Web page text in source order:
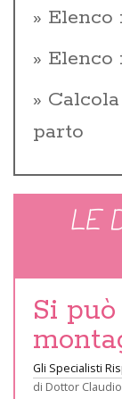
Elenco
Elenco
parto
LE
Si
Gli Specialisti
di Dottor